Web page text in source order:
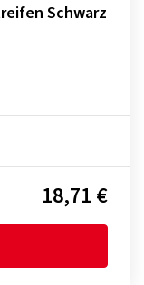
Schwarz
18,71 €